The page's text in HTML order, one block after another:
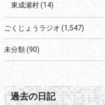
東成瀬村(14)
ごくじょうラジオ (1,547)
未分類(90)
過去の日記